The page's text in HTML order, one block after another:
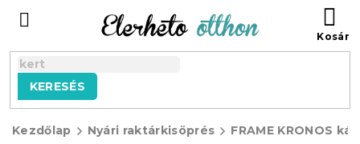
tartalomhoz
KERESÉS
Kezdőlap Nyári raktárkisöprés